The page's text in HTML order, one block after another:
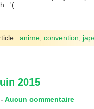
:'(
:anime ,convention
2015
-Aucun commentaire